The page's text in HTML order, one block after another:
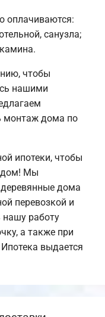
оплачиваются:
санузла;
чтобы
нашими
монтаж дома по
ипотеки, чтобы
дом! Мы
дома
перевозкой и
работу
а также при
выдается